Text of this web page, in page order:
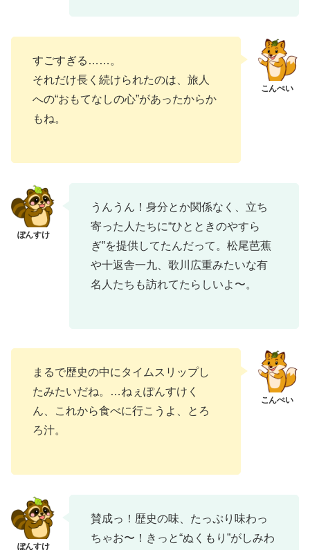
すごすぎる……。
それだけ長く続けられたのは、旅人
への“おもてなしの心”があったからか
もね。
うんうん！身分とか関係なく、立ち
寄った人たちに“ひとときのやすら
ぎ”を提供してたんだって。松尾芭蕉
や十返舎一九、歌川広重みたいな有
名人たちも訪れてたらしいよ〜。
まるで歴史の中にタイムスリップし
たみたいだね。…ねぇぽんすけく
ん、これから食べに行こうよ、とろ
ろ汁。
賛成っ！歴史の味、たっぷり味わっ
ちゃお〜！きっと“ぬくもり”がしみわ